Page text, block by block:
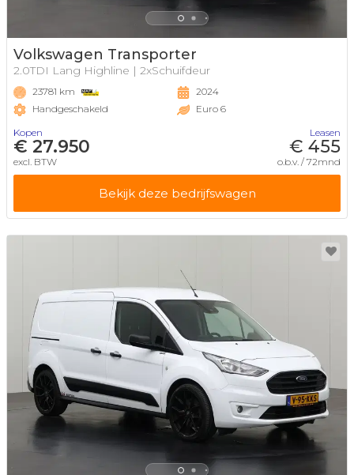
Volkswagen Transporter
2.0TDI Lang Highline | 2xSchuifdeur
23781 km
Handgeschakeld
2024
Euro 6
Kopen
€ 27.950
excl. BTW
Leasen
€ 455
o.b.v. / 72mnd
Bekijk deze bedrijfswagen